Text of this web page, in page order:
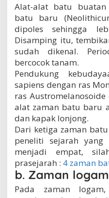
Alat-alat batu
batu baru
dipoles sehingga
Disamping itu,
sudah dikenal.
bercocok tanam.
Pendukung
sapiens dengan ras
ras
alat zaman batu baru
dan kapak lonjong.
Dari ketiga zaman
peneliti sejarah
menjadi empat,
prasejarah : 4 zaman
b. Zaman logam
Pada zaman